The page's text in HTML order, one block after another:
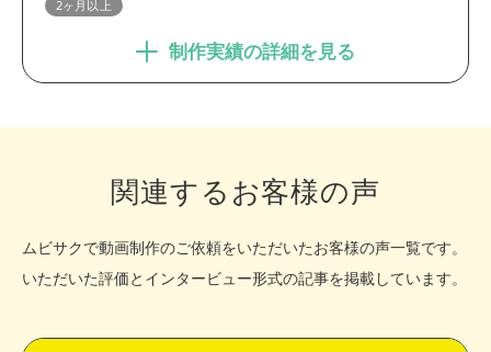
2ヶ月以上
制作実績の詳細を見る
関連するお客様の声
ムビサクで動画制作のご依頼をいただいたお客様の声一覧です。
いただいた評価とインタービュー形式の記事を掲載しています。